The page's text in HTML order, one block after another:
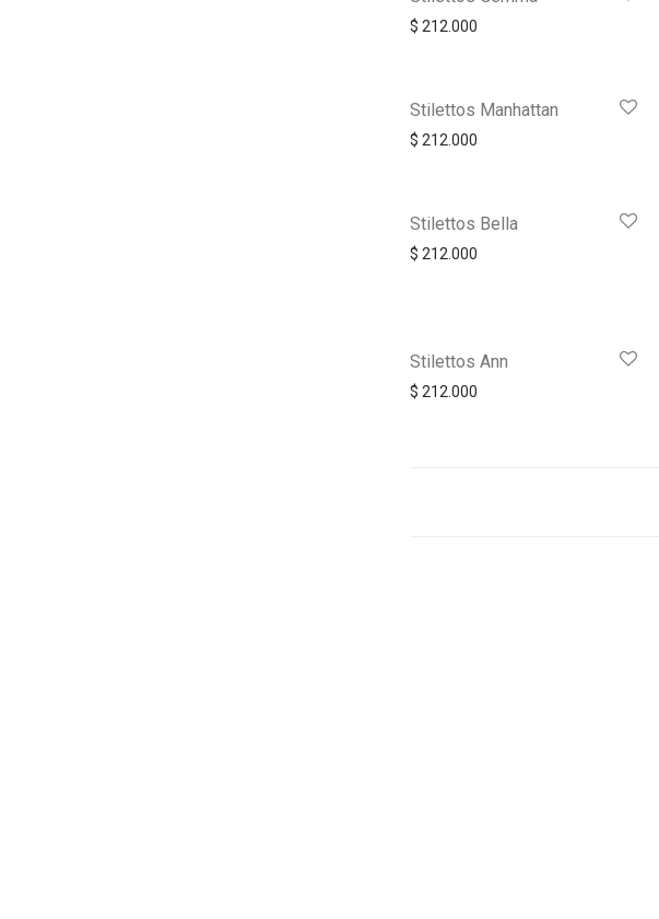
$ 212.000
Stilettos Manhattan
$ 212.000
Stilettos Bella
$ 212.000
Stilettos Ann
$ 212.000